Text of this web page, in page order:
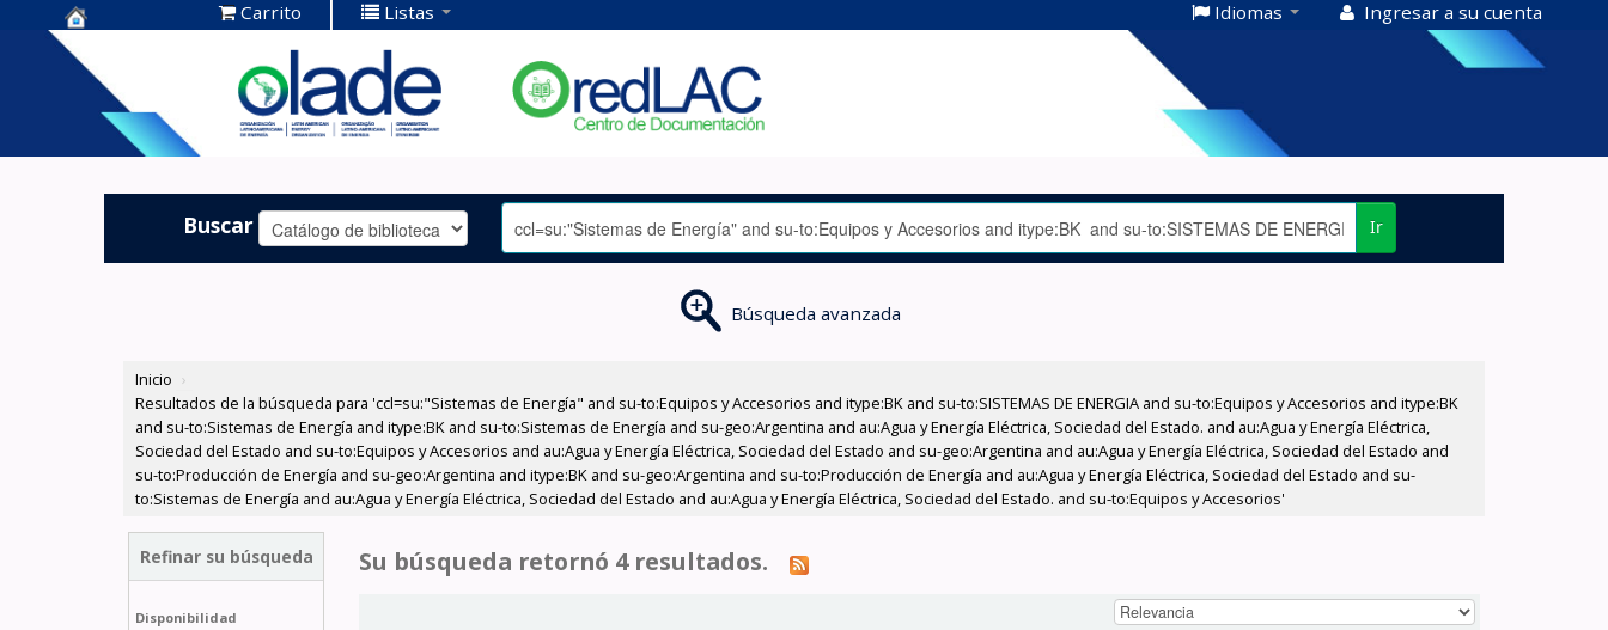
Centro de
Documentación
OLADE -
Carrito Listas Idiomas Ingresar a su cuenta
Buscar Ir
Búsqueda avanzada
Inicio ›
Resultados de la búsqueda para 'ccl=su:"Sistemas de Energía" and su-to:Equipos y Accesorios and itype:BK and su-to:SISTEMAS DE ENERGIA and su-to:Equipos y Accesorios and itype:BK
and su-to:Sistemas de Energía and itype:BK and su-to:Sistemas de Energía and su-geo:Argentina and au:Agua y Energía Eléctrica, Sociedad del Estado. and au:Agua y Energía Eléctrica,
Sociedad del Estado and su-to:Equipos y Accesorios and au:Agua y Energía Eléctrica, Sociedad del Estado and su-geo:Argentina and au:Agua y Energía Eléctrica, Sociedad del Estado and
su-to:Producción de Energía and su-geo:Argentina and itype:BK and su-geo:Argentina and su-to:Producción de Energía and au:Agua y Energía Eléctrica, Sociedad del Estado and su-
to:Sistemas de Energía and au:Agua y Energía Eléctrica, Sociedad del Estado and au:Agua y Energía Eléctrica, Sociedad del Estado. and su-to:Equipos y Accesorios'
Refinar su búsqueda
Disponibilidad
Su búsqueda retornó 4 resultados.